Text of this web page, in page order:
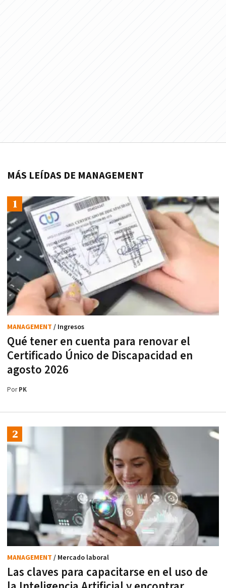
MÁS LEÍDAS DE MANAGEMENT
Qué tener en cuenta para renovar el
Certificado Único de Discapacidad en
agosto 2026
MANAGEMENT / Ingresos
PorPK
Las claves para capacitarse en el uso de
MANAGEMENT / Mercado laboral